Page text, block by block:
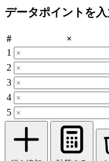
データポイントを
# ×
1
2
3
4
5